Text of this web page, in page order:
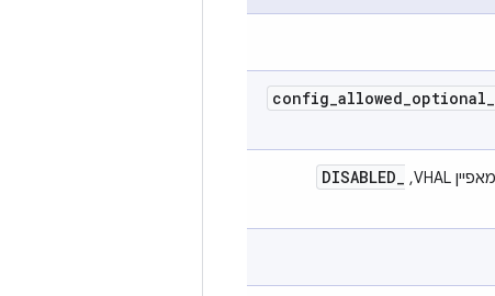
config_allowed_optional_
DISABLED_